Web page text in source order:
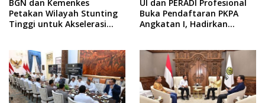
BGN dan Kemenkes
Petakan Wilayah Stunting
Tinggi untuk Akselerasi
UI dan PERADI Profesional
Buka Pendaftaran PKPA
Angkatan I, Hadirkan